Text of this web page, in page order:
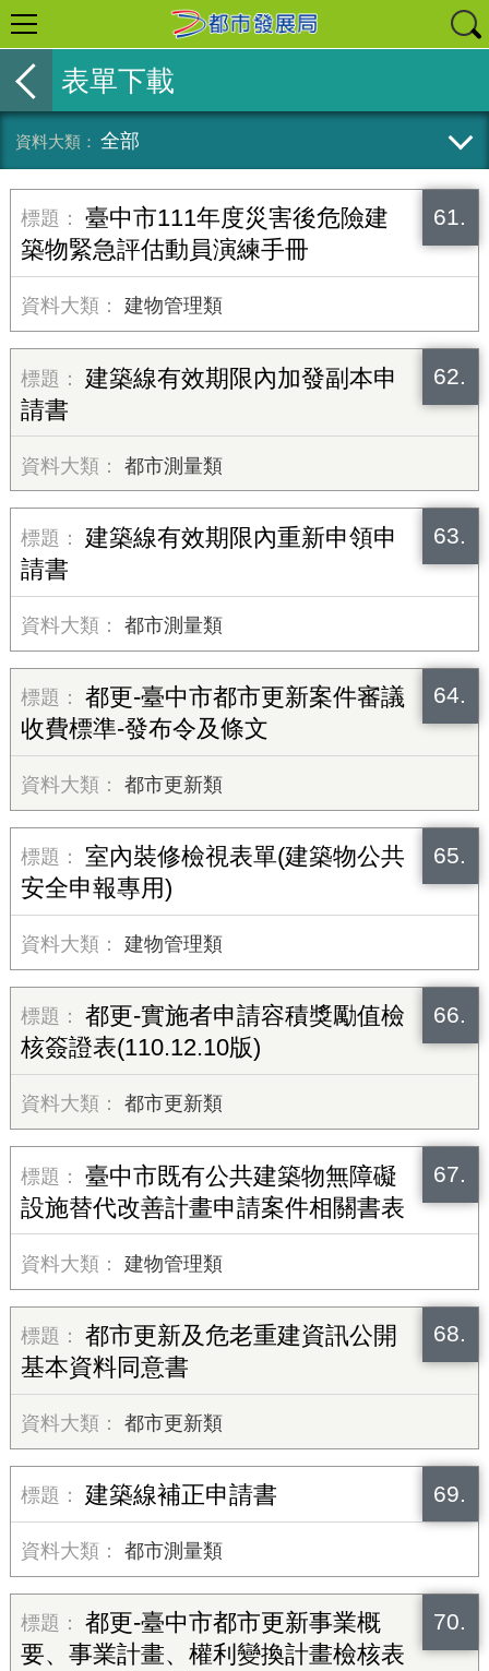
表單下載
全部
61.
臺中市111年度災害後危險建
築物緊急評估動員演練手冊
建物管理類
62.
建築線有效期限內加發副本申
請書
都市測量類
63.
建築線有效期限內重新申領申
請書
都市測量類
64.
都更-臺中市都市更新案件審議
收費標準-發布令及條文
都市更新類
65.
室內裝修檢視表單(建築物公共
安全申報專用)
建物管理類
66.
都更-實施者申請容積獎勵值檢
核簽證表(110.12.10版)
都市更新類
67.
臺中市既有公共建築物無障礙
設施替代改善計畫申請案件相關書表
建物管理類
68.
都市更新及危老重建資訊公開
基本資料同意書
都市更新類
69.
建築線補正申請書
都市測量類
70.
都更-臺中市都市更新事業概
要、事業計畫、權利變換計畫檢核表